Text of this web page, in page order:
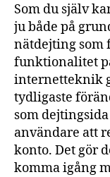
Som du själv
ju både på
nätdejting som
funktionalitet
internetteknik
tydligaste
som
användare att
konto. Det gör
komma igång